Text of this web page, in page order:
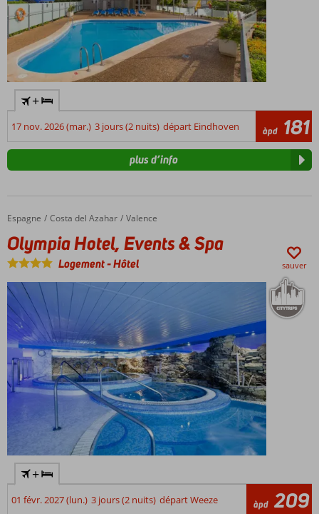
+
17 nov. 2026 (mar.) 3 jours (2 nuits) départ Eindhoven àpd 181
plus d’info
Accueil
Espagne Costa del Azahar Valence
Olympia Hotel, Events & Spa
Olympia Hotel, Events & Spa
Logement-Hôtel sauver
+
01 févr. 2027 (lun.) 3 jours (2 nuits) départ Weeze àpd 209